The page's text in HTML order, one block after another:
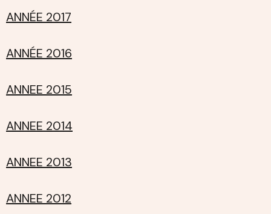
ANNÉE 2017
ANNÉE 2016
ANNEE 2015
ANNEE 2014
ANNEE 2013
ANNEE 2012